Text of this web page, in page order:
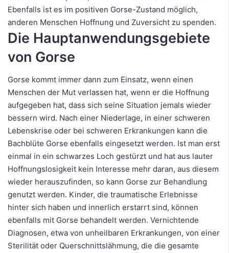
Ebenfalls ist es im positiven Gorse-Zustand möglich,
anderen Menschen Hoffnung und Zuversicht zu spenden.
Die Hauptanwendungsgebiete
von Gorse
Gorse kommt immer dann zum Einsatz, wenn einen
Menschen der Mut verlassen hat, wenn er die Hoffnung
aufgegeben hat, dass sich seine Situation jemals wieder
bessern wird. Nach einer Niederlage, in einer schweren
Lebenskrise oder bei schweren Erkrankungen kann die
Bachblüte Gorse ebenfalls eingesetzt werden. Ist man erst
einmal in ein schwarzes Loch gestürzt und hat aus lauter
Hoffnungslosigkeit kein Interesse mehr daran, aus diesem
wieder herauszufinden, so kann Gorse zur Behandlung
genutzt werden. Kinder, die traumatische Erlebnisse
hinter sich haben und innerlich erstarrt sind, können
ebenfalls mit Gorse behandelt werden. Vernichtende
Diagnosen, etwa von unheilbaren Erkrankungen, von einer
Sterilität oder Querschnittslähmung, die die gesamte